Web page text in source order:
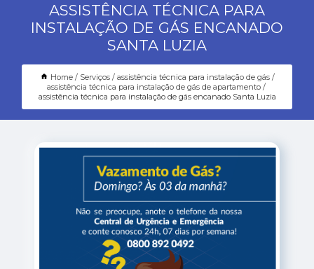
ASSISTÊNCIA TÉCNICA PARA
INSTALAÇÃO DE GÁS ENCANADO
SANTA LUZIA
Home Serviços
assistência técnica para instalação de gás
assistência técnica para instalação de gás de apartamento
assistência técnica para instalação de gás encanado Santa Luzia